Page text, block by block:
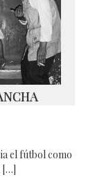
el fútbol como
[…]